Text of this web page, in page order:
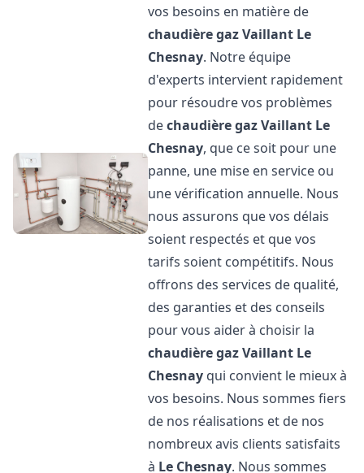
vos besoins en matière de
chaudière gaz Vaillant Le
Chesnay. Notre équipe
d'experts intervient rapidement
pour résoudre vos problèmes
dechaudière gaz Vaillant Le
Chesnay, que ce soit pour une
panne, une mise en service ou
une vérification annuelle. Nous
nous assurons que vos délais
soient respectés et que vos
tarifs soient compétitifs. Nous
offrons des services de qualité,
des garanties et des conseils
pour vous aider à choisir la
chaudière gaz Vaillant Le
Chesnay qui convient le mieux à
vos besoins. Nous sommes fiers
de nos réalisations et de nos
nombreux avis clients satisfaits
à Le Chesnay. Nous sommes